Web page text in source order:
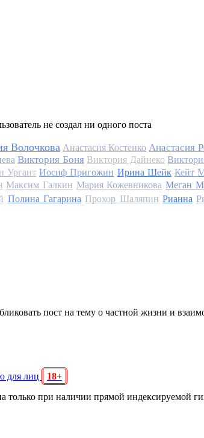
не создал ни одного поста
Волочкова Анастасия Костенко Анастасия
Виктория Боня Виктория Дайнеко
Ургант Иосиф Пригожин Ирина Шейк Кейт
Максим Галкин Мария Кожевникова Меган
Полина Гагарина Прохор Шаляпин Рианна
пост на тему о частной жизни и
для лиц
18+
при наличии прямой индексируемой